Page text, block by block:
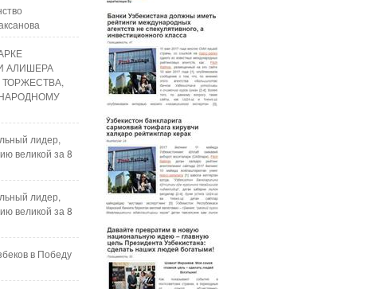
АЛИШЕРА
лидер,
великой за 8
лидер,
великой за 8
в Победу